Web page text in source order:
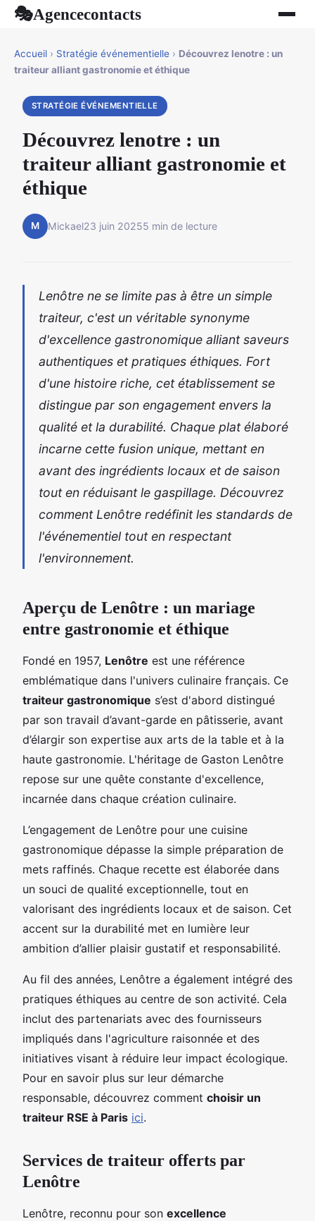
🎭Agencecontacts
Accueil › Stratégie événementielle › Découvrez lenotre : un
traiteur alliant gastronomie et éthique
STRATÉGIE ÉVÉNEMENTIELLE
Découvrez lenotre : un
traiteur alliant gastronomie et
éthique
M Mickael23 juin 20255 min de lecture
Lenôtre ne se limite pas à être un simple
traiteur, c'est un véritable synonyme
d'excellence gastronomique alliant saveurs
authentiques et pratiques éthiques. Fort
d'une histoire riche, cet établissement se
distingue par son engagement envers la
qualité et la durabilité. Chaque plat élaboré
incarne cette fusion unique, mettant en
avant des ingrédients locaux et de saison
tout en réduisant le gaspillage. Découvrez
comment Lenôtre redéfinit les standards de
l'événementiel tout en respectant
l'environnement.
Aperçu de Lenôtre : un mariage
entre gastronomie et éthique
Fondé en 1957, Lenôtre est une référence
emblématique dans l'univers culinaire français. Ce
traiteur gastronomique s’est d'abord distingué
par son travail d’avant-garde en pâtisserie, avant
d’élargir son expertise aux arts de la table et à la
haute gastronomie. L'héritage de Gaston Lenôtre
repose sur une quête constante d'excellence,
incarnée dans chaque création culinaire.
L’engagement de Lenôtre pour une cuisine
gastronomique dépasse la simple préparation de
mets raffinés. Chaque recette est élaborée dans
un souci de qualité exceptionnelle, tout en
valorisant des ingrédients locaux et de saison. Cet
accent sur la durabilité met en lumière leur
ambition d’allier plaisir gustatif et responsabilité.
Au fil des années, Lenôtre a également intégré des
pratiques éthiques au centre de son activité. Cela
inclut des partenariats avec des fournisseurs
impliqués dans l'agriculture raisonnée et des
initiatives visant à réduire leur impact écologique.
Pour en savoir plus sur leur démarche
responsable, découvrez comment choisir un
traiteur RSE à Paris ici.
Services de traiteur offerts par
Lenôtre
Lenôtre, reconnu pour son excellence